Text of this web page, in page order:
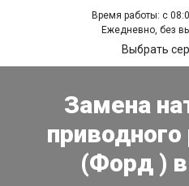
Время работы: с
Ежедневно, без
Выбрать
Замена
(Форд )